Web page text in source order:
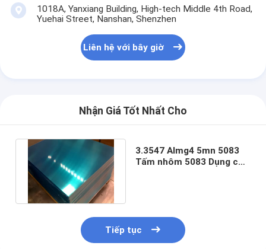
1018A, Yanxiang Building, High-tech Middle 4th Road,
Yuehai Street, Nanshan, Shenzhen
Liên hệ với bây giờ
Nhận Giá Tốt Nhất Cho
3.3547 Almg4 5mn 5083
Tấm nhôm 5083 Dụng cụ
Tiếp tục